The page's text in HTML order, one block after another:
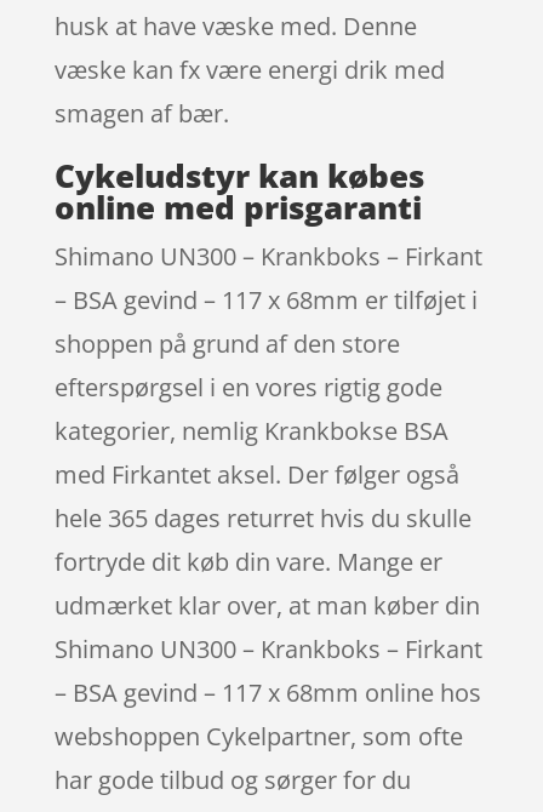
husk at have væske med. Denne
væske kan fx være energi drik med
smagen af bær.
Cykeludstyr kan købes
online med prisgaranti
Shimano UN300 – Krankboks – Firkant
– BSA gevind – 117 x 68mm er tilføjet i
shoppen på grund af den store
efterspørgsel i en vores rigtig gode
kategorier, nemlig Krankbokse BSA
med Firkantet aksel. Der følger også
hele 365 dages returret hvis du skulle
fortryde dit køb din vare. Mange er
udmærket klar over, at man køber din
Shimano UN300 – Krankboks – Firkant
– BSA gevind – 117 x 68mm online hos
webshoppen Cykelpartner, som ofte
har gode tilbud og sørger for du